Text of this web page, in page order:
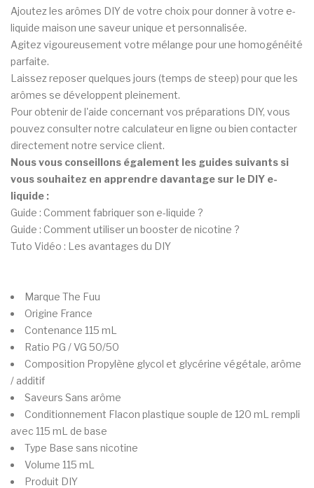
Ajoutez les arômes DIY de votre choix pour donner à votre e-
liquide maison une saveur unique et personnalisée.
Agitez vigoureusement votre mélange pour une homogénéité
parfaite.
Laissez reposer quelques jours (temps de steep) pour que les
arômes se développent pleinement.
Pour obtenir de l'aide concernant vos préparations DIY, vous
pouvez consulter notre calculateur en ligne ou bien contacter
directement notre service client.
Nous vous conseillons également les guides suivants si
vous souhaitez en apprendre davantage sur le DIY e-
liquide :
Guide : Comment fabriquer son e-liquide ?
Guide : Comment utiliser un booster de nicotine ?
Tuto Vidéo : Les avantages du DIY
Marque The Fuu
Origine France
Contenance 115 mL
Ratio PG / VG 50/50
Composition Propylène glycol et glycérine végétale, arôme
/ additif
Saveurs Sans arôme
Conditionnement Flacon plastique souple de 120 mL rempli
avec 115 mL de base
Type Base sans nicotine
Volume 115 mL
Produit DIY